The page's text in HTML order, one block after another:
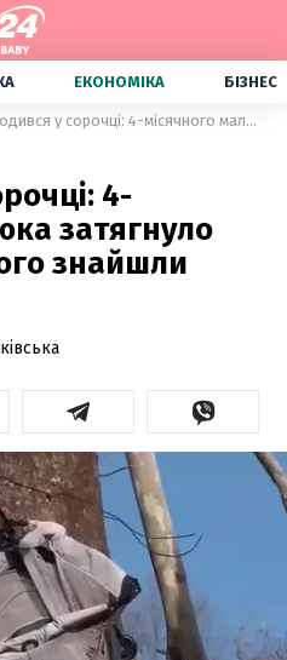
ЕКОНОМІКА БІЗНЕС
Народився у сорочці: 4-місячного малюка затягнуло торнадо – де його знайшли батьки
4-
затягнуло
знайшли